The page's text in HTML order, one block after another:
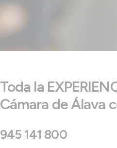
Toda la
Cámara de Álava
945 141 800